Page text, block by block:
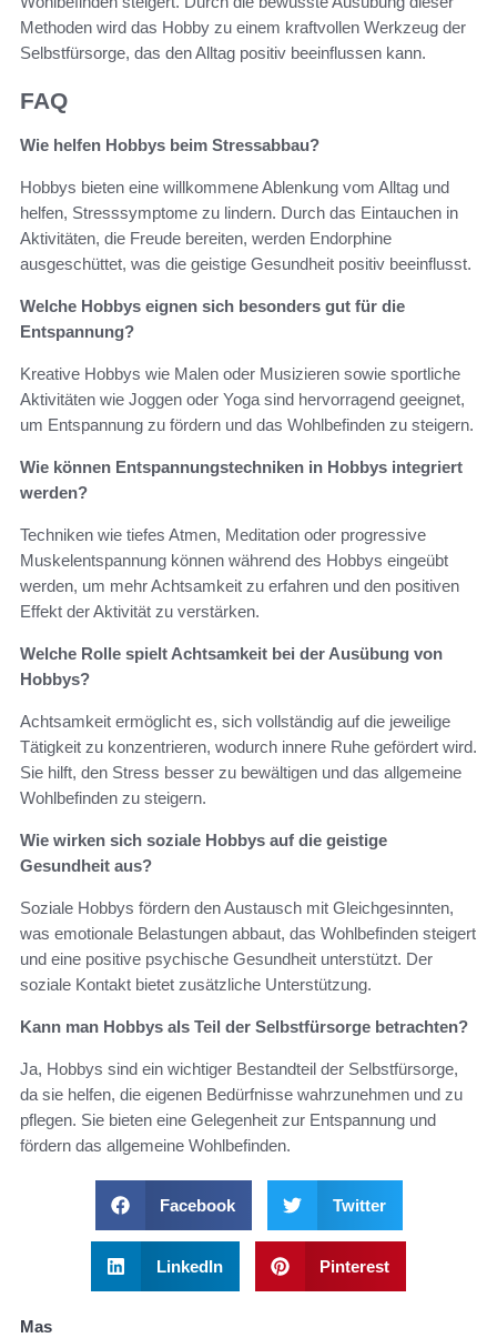
Methoden wird das Hobby zu einem kraftvollen Werkzeug der
Selbstfürsorge, das den Alltag positiv beeinflussen kann.
FAQ
Wie helfen Hobbys beim Stressabbau?
Hobbys bieten eine willkommene Ablenkung vom Alltag und
helfen, Stresssymptome zu lindern. Durch das Eintauchen in
Aktivitäten, die Freude bereiten, werden Endorphine
ausgeschüttet, was die geistige Gesundheit positiv beeinflusst.
Welche Hobbys eignen sich besonders gut für die
Entspannung?
Kreative Hobbys wie Malen oder Musizieren sowie sportliche
Aktivitäten wie Joggen oder Yoga sind hervorragend geeignet,
um Entspannung zu fördern und das Wohlbefinden zu steigern.
Wie können Entspannungstechniken in Hobbys integriert
werden?
Techniken wie tiefes Atmen, Meditation oder progressive
Muskelentspannung können während des Hobbys eingeübt
werden, um mehr Achtsamkeit zu erfahren und den positiven
Effekt der Aktivität zu verstärken.
Welche Rolle spielt Achtsamkeit bei der Ausübung von
Hobbys?
Achtsamkeit ermöglicht es, sich vollständig auf die jeweilige
Tätigkeit zu konzentrieren, wodurch innere Ruhe gefördert wird.
Sie hilft, den Stress besser zu bewältigen und das allgemeine
Wohlbefinden zu steigern.
Wie wirken sich soziale Hobbys auf die geistige
Gesundheit aus?
Soziale Hobbys fördern den Austausch mit Gleichgesinnten,
was emotionale Belastungen abbaut, das Wohlbefinden steigert
und eine positive psychische Gesundheit unterstützt. Der
soziale Kontakt bietet zusätzliche Unterstützung.
Kann man Hobbys als Teil der Selbstfürsorge betrachten?
Ja, Hobbys sind ein wichtiger Bestandteil der Selbstfürsorge,
da sie helfen, die eigenen Bedürfnisse wahrzunehmen und zu
pflegen. Sie bieten eine Gelegenheit zur Entspannung und
fördern das allgemeine Wohlbefinden.
Facebook Twitter
LinkedIn Pinterest
Mas